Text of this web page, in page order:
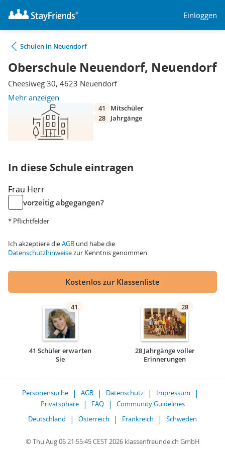
Einloggen
Schulen in Neuendorf
Oberschule Neuendorf, Neuendorf
Cheesiweg 30, 4623 Neuendorf
Mehr anzeigen
41
Mitschüler
28
Jahrgänge
In diese Schule eintragen
Frau Herr
vorzeitig abgegangen?
* Pflichtfelder
Ich akzeptiere dieAGB und habe die
Datenschutzhinweisezur Kenntnis genommen.
Kostenlos zur Klassenliste
41
41 Schüler erwarten
Sie
28
28 Jahrgänge voller
Erinnerungen
Personensuche AGB Datenschutz
Impressum
Privatsphäre
FAQ
Community Guidelines
Deutschland
Österreich Frankreich Schweden
© Thu Aug 06 21:55:45 CEST 2026 klassenfreunde.ch GmbH